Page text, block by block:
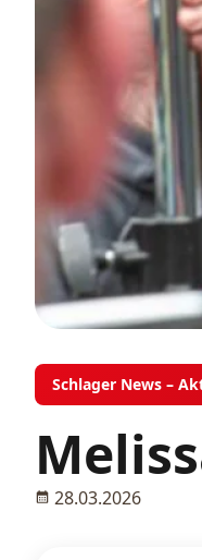
Schlager News –
28.03.2026